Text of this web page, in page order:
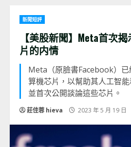
新聞短評
【美股新聞】Meta首次
片的内情
Meta（原臉書Facebook）
算機芯片，以幫助其人工智能
並首次公開談論這些芯片。
莊佳蓉 hieva 2023 年 5 月 19 日